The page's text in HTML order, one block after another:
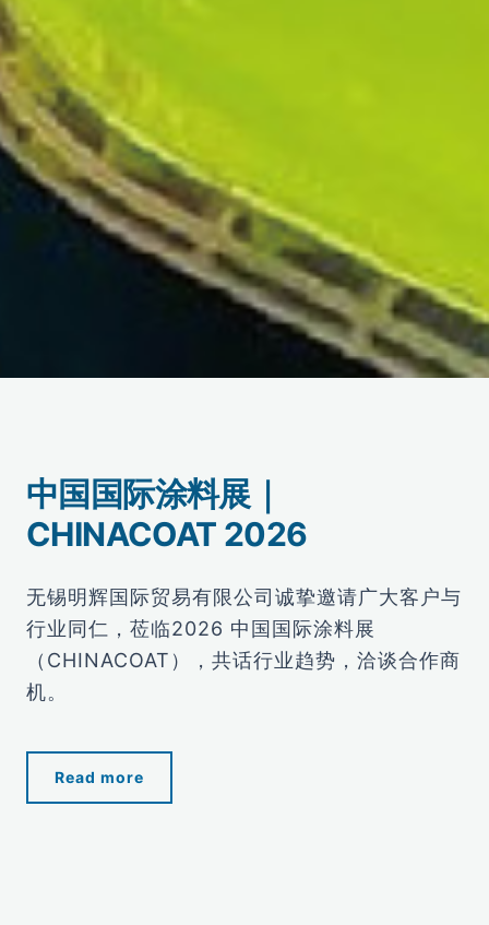
中国国际涂料展｜
CHINACOAT 2026
无锡明辉国际贸易有限公司诚挚邀请广大客户与
行业同仁，莅临2026 中国国际涂料展
（CHINACOAT），共话行业趋势，洽谈合作商
机。
Read more